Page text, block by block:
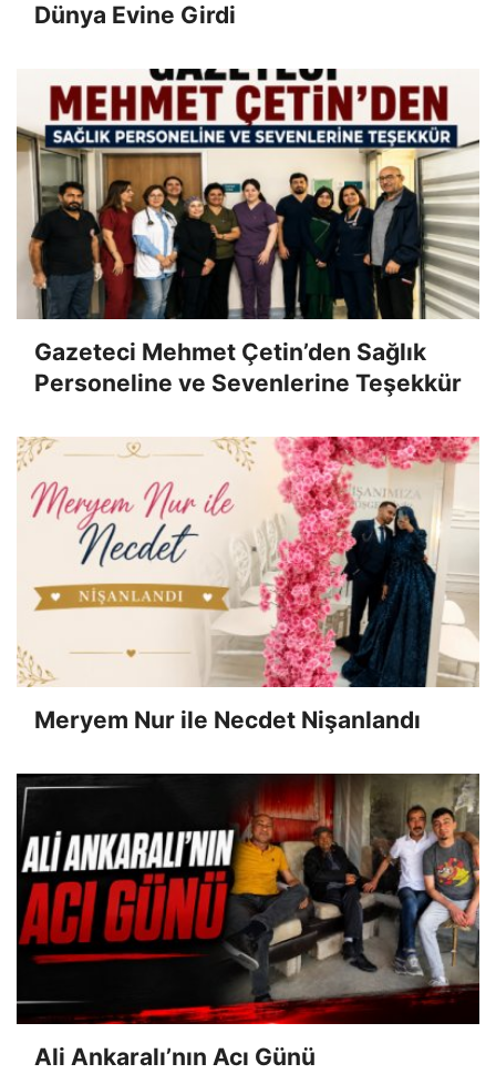
Dünya Evine Girdi
Gazeteci Mehmet Çetin’den Sağlık
Personeline ve Sevenlerine Teşekkür
Meryem Nur ile Necdet Nişanlandı
Ali Ankaralı’nın Acı Günü